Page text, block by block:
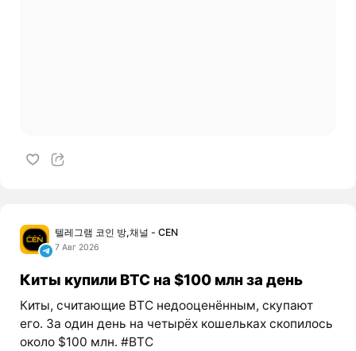
텔레그램 코인 방,채널 - CEN
7 Авг 2026
Киты купили BTC на $100 млн за день
Киты, считающие BTC недооценённым, скупают
его. За один день на четырёх кошельках скопилось
около $100 млн. #BTC